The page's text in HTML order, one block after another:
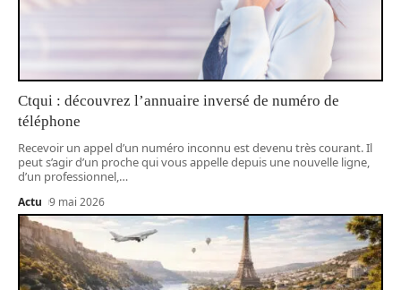
Ctqui : découvrez l’annuaire inversé de numéro de
téléphone
Recevoir un appel d’un numéro inconnu est devenu très courant. Il
peut s’agir d’un proche qui vous appelle depuis une nouvelle ligne,
d’un professionnel, …
Actu 9 mai 2026